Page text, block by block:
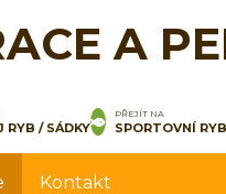
A
RYB / SÁDKY
PŘEJÍT NA
SPORTOVNÍ
Kontakt